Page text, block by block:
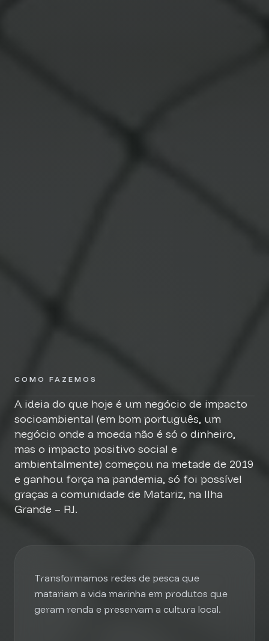
COMO FAZEMOS
A ideia do que hoje é um negócio de impacto
socioambiental (em bom português, um
negócio onde a moeda não é só o dinheiro,
mas o impacto positivo social e
ambientalmente) começou na metade de 2019
e ganhou força na pandemia, só foi possível
graças a comunidade de Matariz, na Ilha
Grande – RJ.
Transformamos redes de pesca que
matariam a vida marinha em produtos que
geram renda e preservam a cultura local.